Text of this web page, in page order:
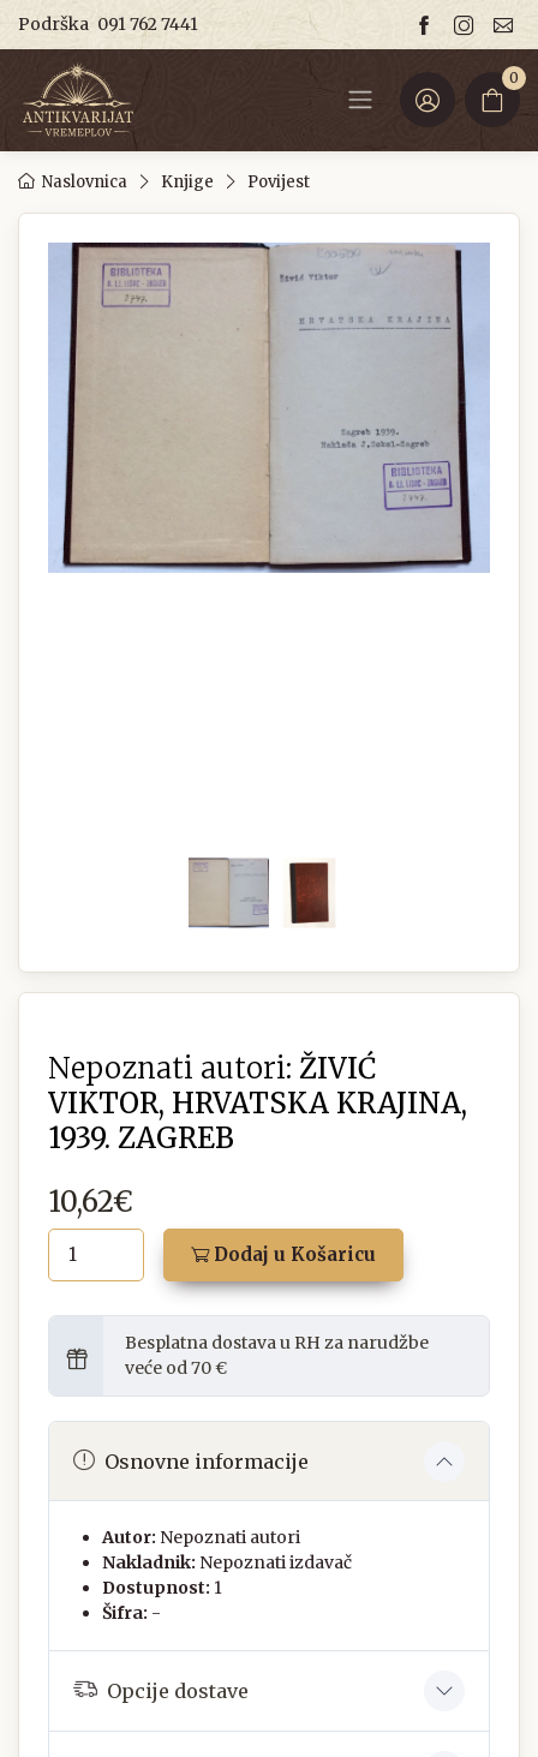
Podrška 091 762 7441
0
Naslovnica Knjige Povijest
Nepoznati autori: ŽIVIĆ
VIKTOR, HRVATSKA KRAJINA,
1939. ZAGREB
10,62€
Dodaj u Košaricu
Besplatna dostava u RH za narudžbe
veće od 70 €
Osnovne informacije
Autor: Nepoznati autori
Nakladnik: Nepoznati izdavač
Dostupnost: 1
Šifra: -
Opcije dostave